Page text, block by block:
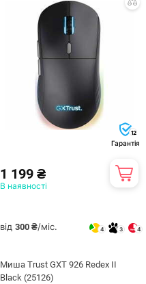
12
Гарантія
1 199 ₴
В наявності
від 300 ₴/міс. 4 3 4
Миша Trust GXT 926 Redex II
Black (25126)